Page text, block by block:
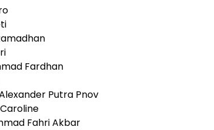
Fardhan
Putra Pnov
Fahri Akbar